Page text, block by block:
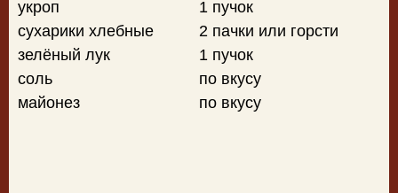
укроп
1 пучок
сухарики хлебные
2 пачки или горсти
зелёный лук
1 пучок
соль
по вкусу
майонез
по вкусу